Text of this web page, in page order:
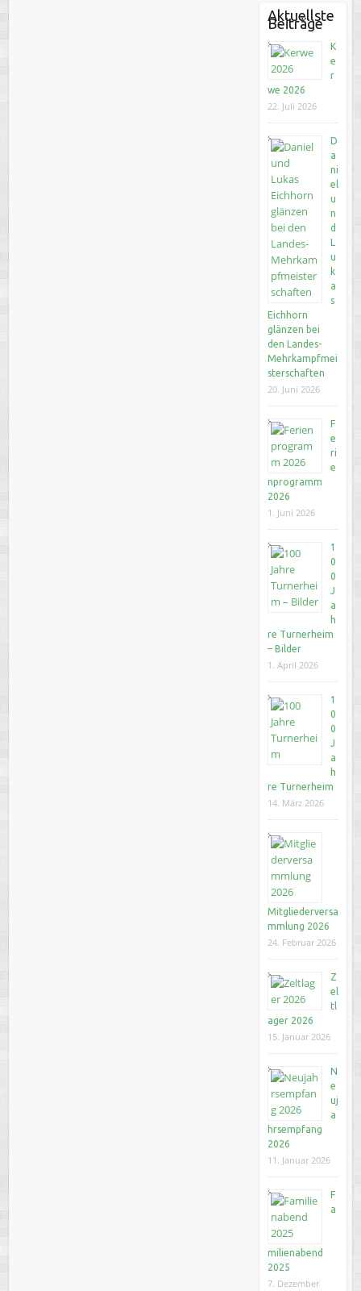
Aktuellste
Beiträge
K
e
r
we 2026
22. Juli 2026
D
a
ni
el
u
n
d
u
k
a
s
Eichhorn
glänzen bei
den Landes-
Mehrkampfmei
sterschaften
20. Juni 2026
F
e
ri
e
nprogramm
2026
1. Juni 2026
1
0
0
J
a
h
re Turnerheim
– Bilder
1. April 2026
1
0
0
J
a
h
re Turnerheim
14. März 2026
Mitgliederversa
mmlung 2026
24. Februar 2026
Z
el
tl
ager 2026
15. Januar 2026
N
e
uj
a
hrsempfang
2026
11. Januar 2026
F
a
milienabend
2025
7. Dezember